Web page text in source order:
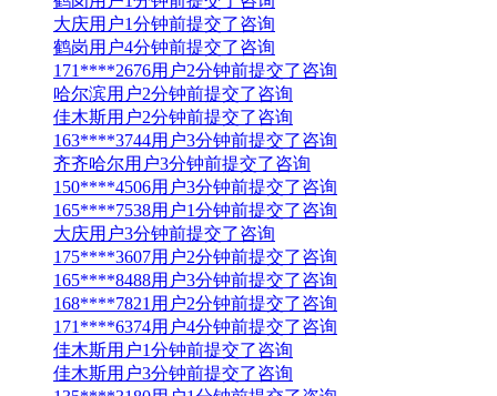
大庆用户1分钟前提交了咨询
鹤岗用户4分钟前提交了咨询
171****2676用户2分钟前提交了咨询
哈尔滨用户2分钟前提交了咨询
佳木斯用户2分钟前提交了咨询
163****3744用户3分钟前提交了咨询
齐齐哈尔用户3分钟前提交了咨询
150****4506用户3分钟前提交了咨询
165****7538用户1分钟前提交了咨询
大庆用户3分钟前提交了咨询
175****3607用户2分钟前提交了咨询
165****8488用户3分钟前提交了咨询
168****7821用户2分钟前提交了咨询
171****6374用户4分钟前提交了咨询
佳木斯用户1分钟前提交了咨询
佳木斯用户3分钟前提交了咨询